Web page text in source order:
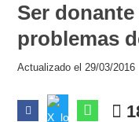
Ser
problemas
Actualizado el 29/03/2016